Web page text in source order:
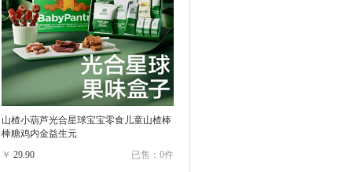
山楂小葫芦光合星球宝宝零食儿童山楂棒
棒糖鸡内金益生元
￥ 29.90 已售：0件